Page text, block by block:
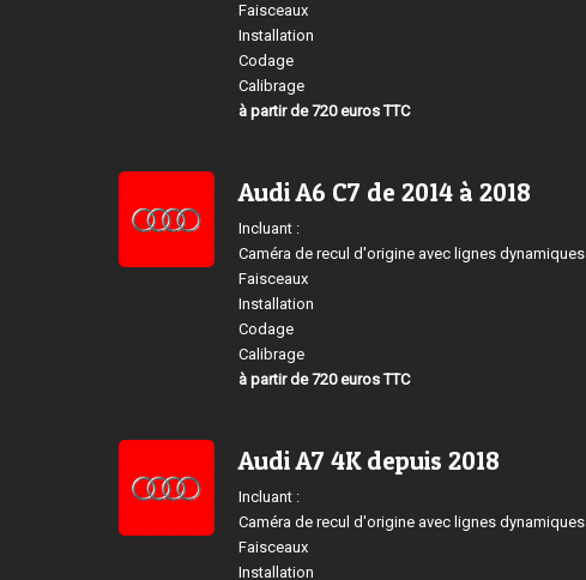
Faisceaux
Installation
Codage
Calibrage
à partir de 720 euros TTC
Audi A6 C7 de 2014 à 2018
Incluant :
Caméra de recul d'origine avec lignes dynamiques
Faisceaux
Installation
Codage
Calibrage
à partir de 720 euros TTC
Audi A7 4K depuis 2018
Incluant :
Caméra de recul d'origine avec lignes dynamiques
Faisceaux
Installation